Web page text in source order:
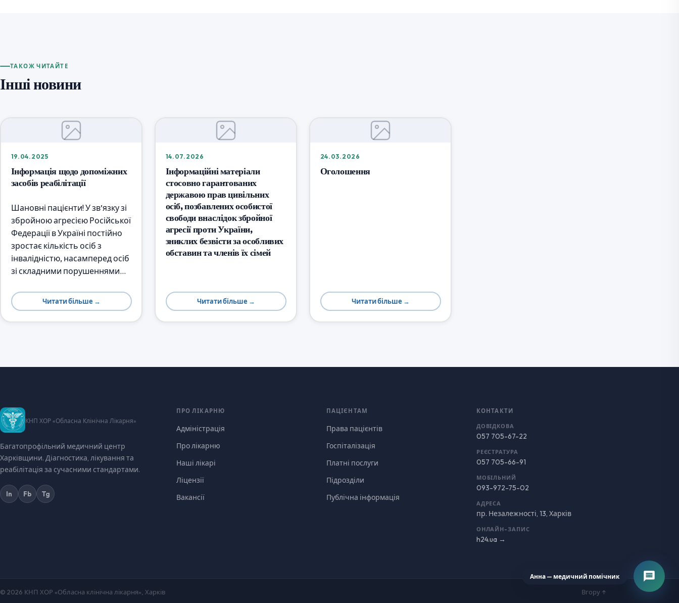
ТАКОЖ ЧИТАЙТЕ
Інші новини
19.04.2025
Інформація щодо допоміжних
засобів реабілітації
Шановні пацієнти! У зв’язку зі
збройною агресією Російської
Федерації в Україні постійно
зростає кількість осіб з
інвалідністю, насамперед осіб
зі складними порушеннями…
Читати більше →
14.07.2026
Інформаційні матеріали
стосовно гарантованих
державою прав цивільних
осіб, позбавлених особистої
свободи внаслідок збройної
агресії проти України,
зниклих безвісти за особливих
обставин та членів їх сімей
Читати більше →
24.03.2026
Оголошення
Читати більше →
КНП ХОР «Обласна Клінічна Лікарня»
Багатопрофільний медичний центр
Харківщини. Діагностика, лікування та
реабілітація за сучасними стандартами.
In Fb Tg
ПРО ЛІКАРНЮ
Адміністрація
Про лікарню
Наші лікарі
Ліцензії
Вакансії
ПАЦІЄНТАМ
Права пацієнтів
Госпіталізація
Платні послуги
Підрозділи
Публічна інформація
КОНТАКТИ
ДОВІДКОВА
057 705-67-22
РЕЄСТРАТУРА
057 705-66-91
МОБІЛЬНИЙ
093-972-75-02
АДРЕСА
пр. Незалежності, 13, Харків
ОНЛАЙН-ЗАПИС
h24.ua →
© 2026 КНП ХОР «Обласна клінічна лікарня», Харків Вгору ↑
Анна — медичний помічник